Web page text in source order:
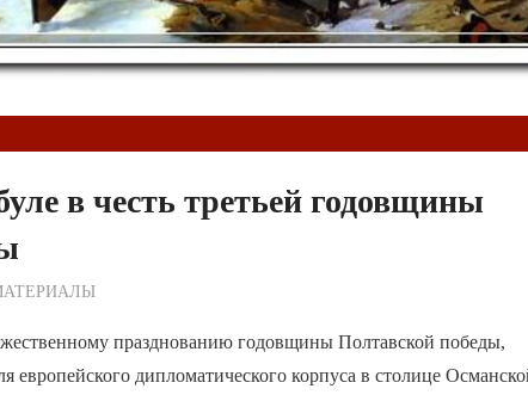
в честь третьей годовщины
празднованию годовщины Полтавской победы,
европейского дипломатического корпуса в столице